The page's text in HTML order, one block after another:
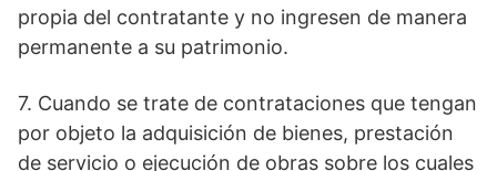
propia del contratante y no ingresen de manera
permanente a su patrimonio.
7. Cuando se trate de contrataciones que tengan
por objeto la adquisición de bienes, prestación
de servicio o ejecución de obras sobre los cuales